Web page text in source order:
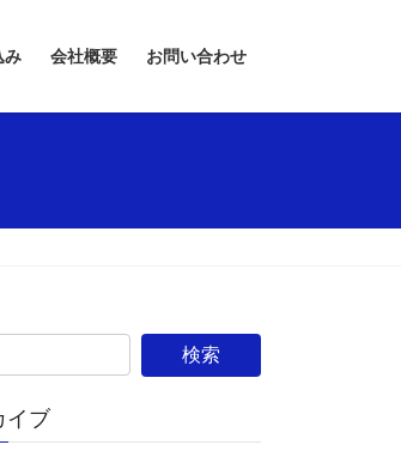
み 会社概要 お問い合わせ
イブ